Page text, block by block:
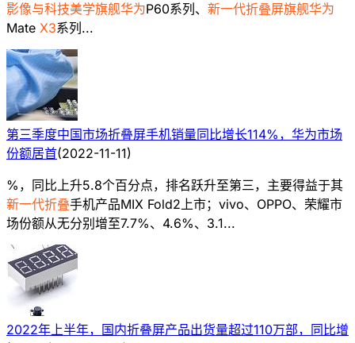
影像与科技美学旗舰华为P60系列、 新一代折叠屏旗舰华为
Mate X3系列...
第三季度中国市场折叠屏手机销量同比增长114%，华为市场
份额居首(2022-11-11)
%，同比上升5.8个百分点，排名跃升至第三，主要得益于其
新一代折叠手机产品MIX Fold2上市；vivo、OPPO、荣耀市
场份额从无分别增至7.7%、4.6%、3.1...
2022年上半年，国内折叠屏产品出货量超过110万部，同比增